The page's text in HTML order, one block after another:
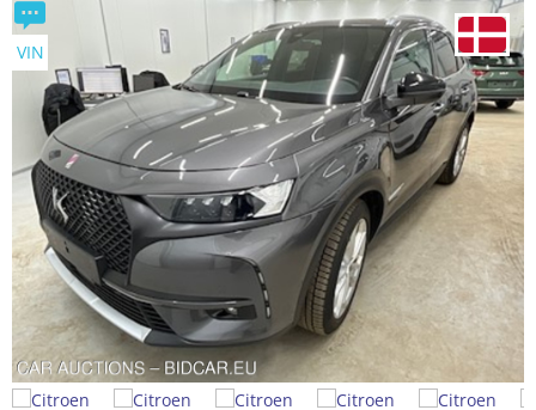
VIN